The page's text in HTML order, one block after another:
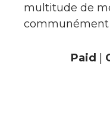
multitude de
communément
Paid |